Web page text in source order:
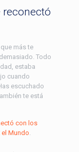
reconectó
más te
Todo
estaba
cuando
escuchado
te está
con los
el Mundo